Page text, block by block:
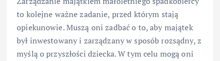
to kolejne ważne zadanie, przed którym stają
opiekunowie. Muszą oni zadbać o to, aby majątek
był inwestowany i zarządzany w sposób rozsądny, z
myślą o przyszłości dziecka. W tym celu mogą oni